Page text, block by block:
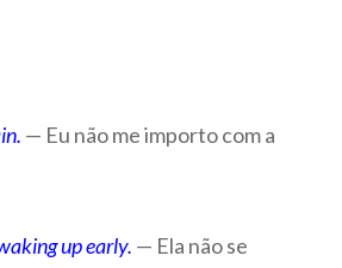
— Eu não me importo com a
up early. — Ela não se